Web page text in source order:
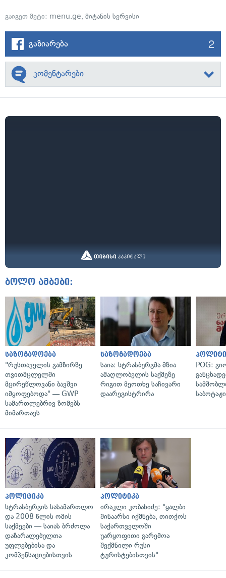
გაიგეთ მეტი: menu.ge, მიტანის სერვისი
გაზიარება 2
კომენტარები
ბოლო ამბები:
საზოგადოება
"რუსთაველის გამზირზე
თვითმცლელში
მცირეწლოვანი ბავშვი
იმყოფებოდა" — GWP
სამართლებრივ ზომებს
მიმართავს
საზოგადოება
საია: სტრასბურგმა მზია
ამაღლობელის საქმეზე
რიგით მეოთხე საჩივარი
დაარეგისტრირა
POG:
პოლიტიკა
სტრასბურგის სასამართლო
და 2008 წლის ომის
საქმეები — საიას ბრძოლა
დაზარალებულთა
უფლებებისა და
კომპენსაციებისთვის
პოლიტიკა
ირაკლი კობახიძე: "ყალბი
შინაარსი იქმნება, თითქოს
საქართველოში
უარყოფითი გარემოა
შექმნილი რუსი
ტურისტებისთვის"